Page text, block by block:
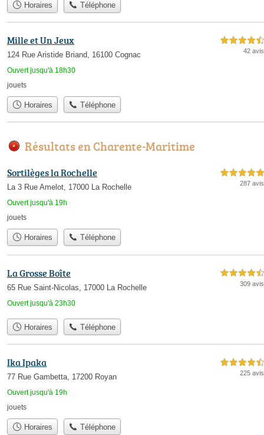
Horaires Téléphone
Mille et Un Jeux
124 Rue Aristide Briand, 16100 Cognac
Ouvert jusqu'à 18h30
4,5 étoiles sur 5
42 avis
jouets
Horaires Téléphone
Résultats en Charente-Maritime
Sortilèges la Rochelle
La 3 Rue Amelot, 17000 La Rochelle
Ouvert jusqu'à 19h
5,0 étoiles sur 5
287 avis
jouets
Horaires Téléphone
La Grosse Boîte
65 Rue Saint-Nicolas, 17000 La Rochelle
Ouvert jusqu'à 23h30
4,5 étoiles sur 5
309 avis
Horaires Téléphone
Ika Ipaka
77 Rue Gambetta, 17200 Royan
Ouvert jusqu'à 19h
4,5 étoiles sur 5
225 avis
jouets
Horaires Téléphone